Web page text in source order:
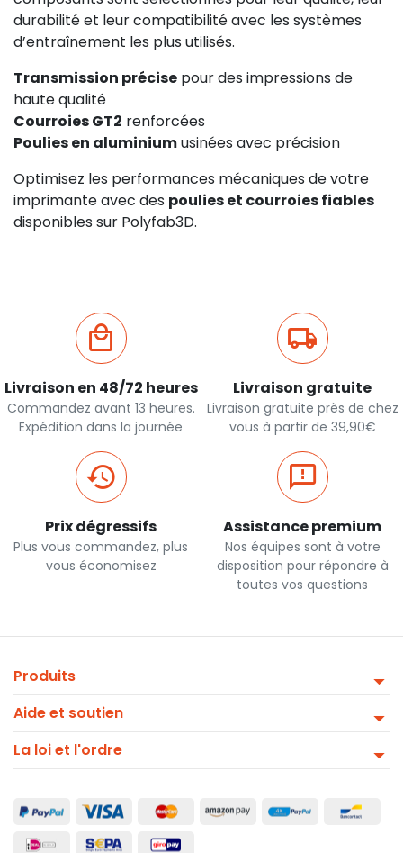
durabilité et leur compatibilité avec les systèmes
d’entraînement les plus utilisés.
Transmission précise pour des impressions de
haute qualité
Courroies GT2 renforcées
Poulies en aluminiumusinées avec précision
Optimisez les performances mécaniques de votre
imprimante avec des poulies et courroies fiables
disponibles sur Polyfab3D.
Livraison en 48/72 heures
Commandez avant 13 heures.
Expédition dans la journée
Livraison gratuite
Livraison gratuite près de chez
vous à partir de 39,90€
Prix dégressifs
Plus vous commandez, plus
vous économisez
Assistance premium
Nos équipes sont à votre
disposition pour répondre à
toutes vos questions
Produits
Aide et soutien
La loi et l'ordre